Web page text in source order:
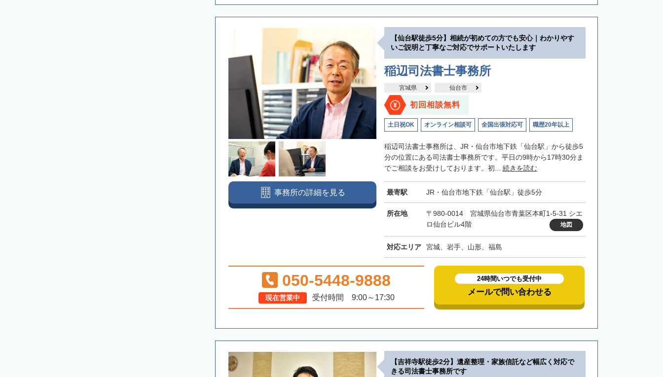
【仙台駅徒歩5分】相続が初めての方でも安心｜わかりやす
いご説明と丁寧なご対応でサポートいたします
稲辺司法書士事務所
宮城県 仙台市
初回相談無料
土日祝OK オンライン相談可 全国出張対応可 職歴20年以上
稲辺司法書士事務所は、JR・仙台市地下鉄「仙台駅」から徒歩5
分の位置にある司法書士事務所です。平日の9時から17時30分ま
でご相談をお受けしております。初... 続きを読む
最寄駅 JR・仙台市地下鉄「仙台駅」徒歩5分
所在地
〒980-0014 宮城県仙台市青葉区本町1-5-31 シエ
ロ仙台ビル4階
地図
対応エリア 宮城、岩手、山形、福島
事務所の詳細を見る
050-5448-9888
現在営業中 受付時間 9:00～17:30
24時間いつでも受付中
メールで問い合わせる
【吉祥寺駅徒歩2分】遺産整理・家族信託など幅広く対応で
きる司法書士事務所です